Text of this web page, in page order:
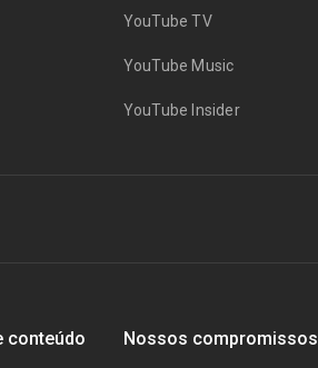
YouTube TV
YouTube Music
YouTube Insider
conteúdo Nossos compromissos